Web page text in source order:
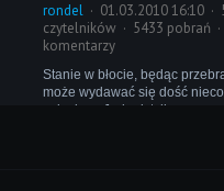
rondel 01.03.2010 16:10
czytelników
5433 pobrań
komentarzy
Stanie w błocie, będąc
może wydawać się dość
zajęciem. Jednak tylko na